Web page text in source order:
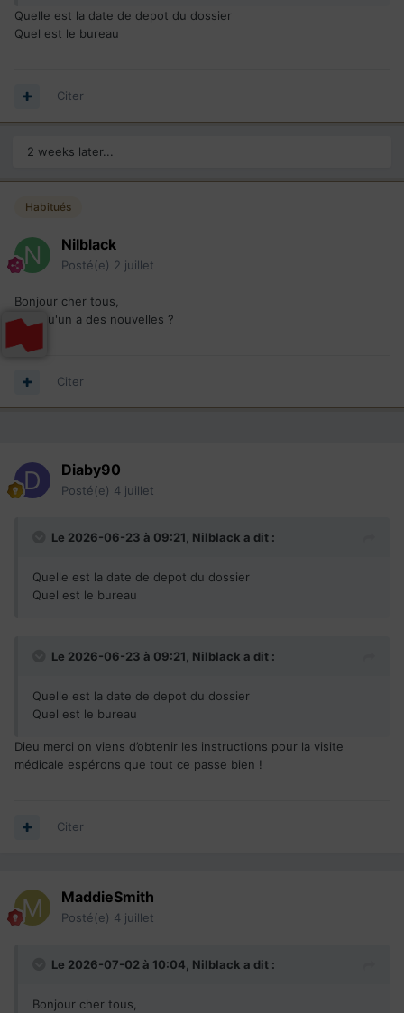
Quelle est la date de depot du dossier
Quel est le bureau
Citer
2 weeks later...
Habitués
Nilblack
Posté(e) 2 juillet
Bonjour cher tous,
Quelqu'un a des nouvelles ?
Citer
Diaby90
Posté(e) 4 juillet
Le 2026-06-23 à 09:21, Nilblack a dit :
Quelle est la date de depot du dossier
Quel est le bureau
Le 2026-06-23 à 09:21, Nilblack a dit :
Quelle est la date de depot du dossier
Quel est le bureau
Dieu merci on viens d’obtenir les instructions pour la visite
médicale espérons que tout ce passe bien !
Citer
MaddieSmith
Posté(e) 4 juillet
Le 2026-07-02 à 10:04, Nilblack a dit :
Bonjour cher tous,